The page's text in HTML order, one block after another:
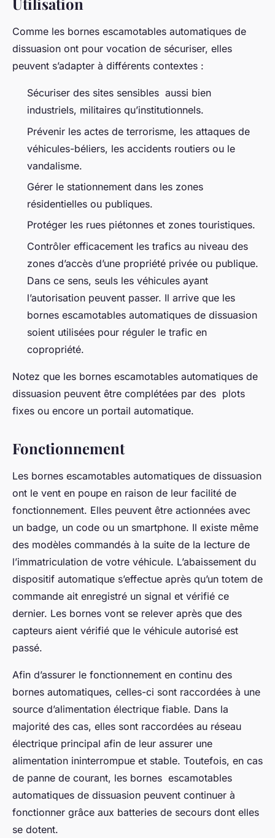
Comme les bornes escamotables automatiques de
dissuasion ont pour vocation de sécuriser, elles
peuvent s’adapter à différents contextes :
Sécuriser des sites sensibles aussi bien
industriels, militaires qu’institutionnels.
Prévenir les actes de terrorisme, les attaques de
véhicules-béliers, les accidents routiers ou le
vandalisme.
Gérer le stationnement dans les zones
résidentielles ou publiques.
Protéger les rues piétonnes et zones touristiques.
Contrôler efficacement les trafics au niveau des
zones d’accès d’une propriété privée ou publique.
Dans ce sens, seuls les véhicules ayant
l’autorisation peuvent passer. Il arrive que les
bornes escamotables automatiques de dissuasion
soient utilisées pour réguler le trafic en
copropriété.
Notez que les bornes escamotables automatiques de
dissuasion peuvent être complétées par des plots
fixes ou encore un portail automatique.
Fonctionnement
Les bornes escamotables automatiques de dissuasion
ont le vent en poupe en raison de leur facilité de
fonctionnement. Elles peuvent être actionnées avec
un badge, un code ou un smartphone. Il existe même
des modèles commandés à la suite de la lecture de
l’immatriculation de votre véhicule. L’abaissement du
dispositif automatique s’effectue après qu’un totem de
commande ait enregistré un signal et vérifié ce
dernier. Les bornes vont se relever après que des
capteurs aient vérifié que le véhicule autorisé est
passé.
Afin d’assurer le fonctionnement en continu des
bornes automatiques, celles-ci sont raccordées à une
source d’alimentation électrique fiable. Dans la
majorité des cas, elles sont raccordées au réseau
électrique principal afin de leur assurer une
alimentation ininterrompue et stable. Toutefois, en cas
de panne de courant, les bornes escamotables
automatiques de dissuasion peuvent continuer à
fonctionner grâce aux batteries de secours dont elles
se dotent.